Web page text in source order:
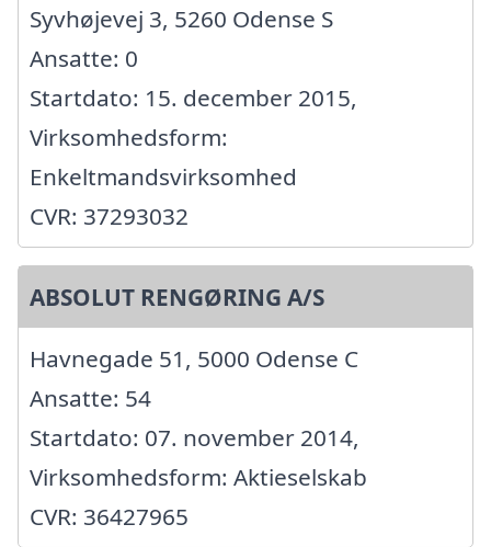
Syvhøjevej 3, 5260 Odense S
Ansatte: 0
Startdato: 15. december 2015,
Virksomhedsform:
Enkeltmandsvirksomhed
CVR: 37293032
ABSOLUT RENGØRING A/S
Havnegade 51, 5000 Odense C
Ansatte: 54
Startdato: 07. november 2014,
Virksomhedsform: Aktieselskab
CVR: 36427965